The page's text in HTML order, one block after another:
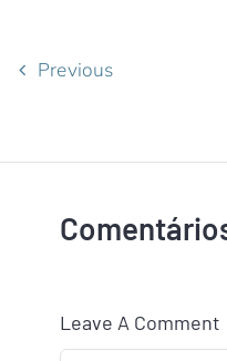
Previous
Leave A Comment